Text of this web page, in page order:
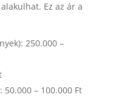
Ez az ár a
250.000 –
– 100.000 Ft